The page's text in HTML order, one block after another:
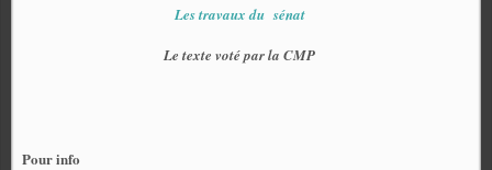
Les travaux du sénat
Le texte voté par la CMP
Pour info